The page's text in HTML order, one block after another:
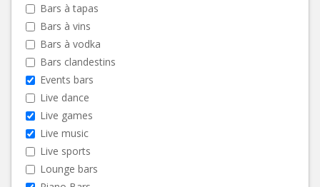
Bars à tapas
Bars à vins
Bars à vodka
Bars clandestins
Events bars
Live dance
Live games
Live music
Live sports
Lounge bars